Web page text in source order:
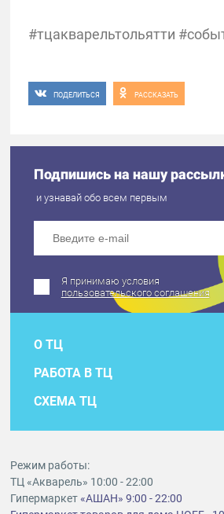
#тцакварельтольятти
ПОДЕЛИТЬСЯ РАССКАЗАТЬ
Подпишись на нашу
и узнавай обо всем первым
Я принимаю условия
пользовательского соглашения
О ТЦ
РАБОТА В ТЦ
СХЕМА ТЦ
Режим работы:
ТЦ «Акварель» 10:00 - 22:00
Гипермаркет«АШАН» 9:00 - 22:00